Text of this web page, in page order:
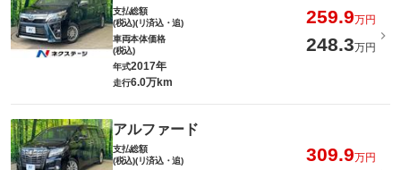
支払総額
(税込)(リ済込・追)
259.9万円
車両本体価格
(税込)
248.3万円
年式2017年
走行6.0万km
アルファード
支払総額
(税込)(リ済込・追)
309.9万円